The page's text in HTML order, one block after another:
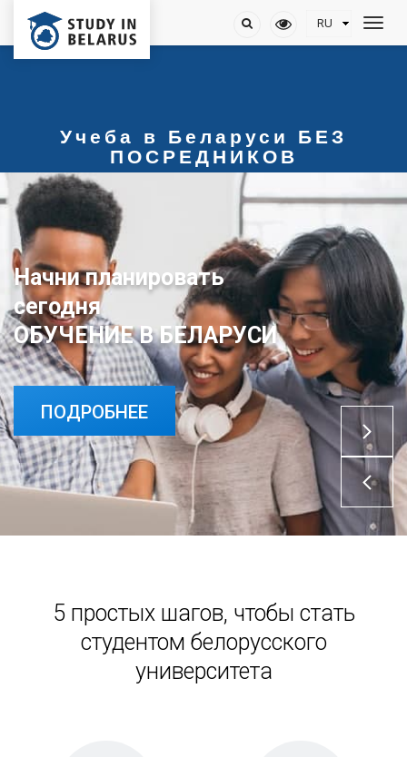
Учеба в Беларуси БЕЗ
ПОСРЕДНИКОВ
Начни планировать
сегодня
ОБУЧЕНИЕ В БЕЛАРУСИ
ПОДРОБНЕЕ
ОБУЧЕНИЕ В БЕЛАРУСИ
ПОДРОБНЕЕ
5 простых шагов, чтобы стать
студентом белорусского
университета